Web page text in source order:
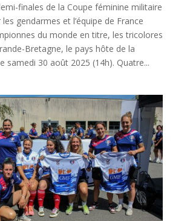
finales de la Coupe féminine militaire
gendarmes et l’équipe de France
du monde en titre, les tricolores
Bretagne, le pays hôte de la
samedi 30 août 2025 (14h). Quatre...